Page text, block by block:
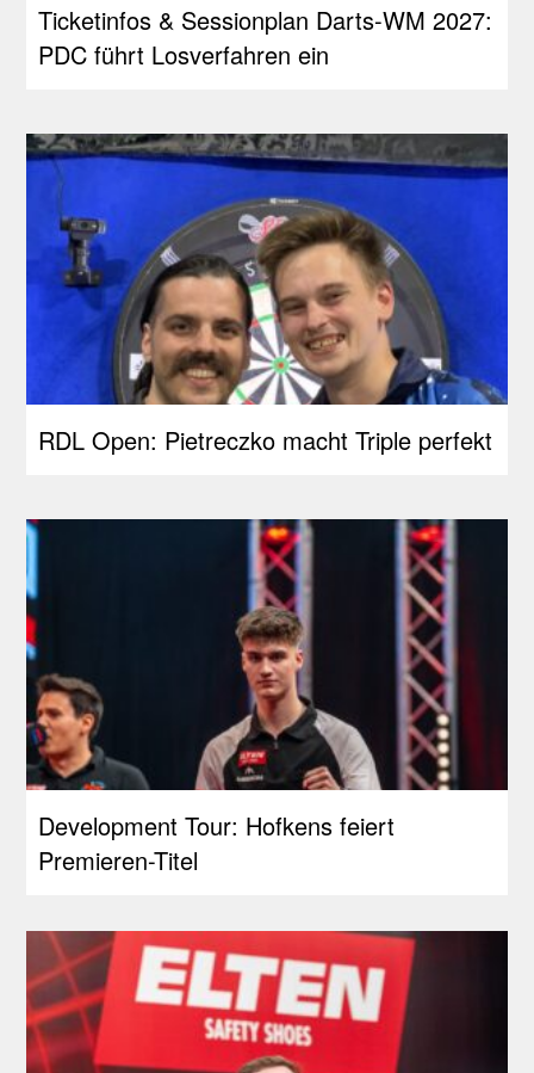
Ticketinfos & Sessionplan Darts-WM 2027:
PDC führt Losverfahren ein
RDL Open: Pietreczko macht Triple perfekt
Development Tour: Hofkens feiert
Premieren-Titel